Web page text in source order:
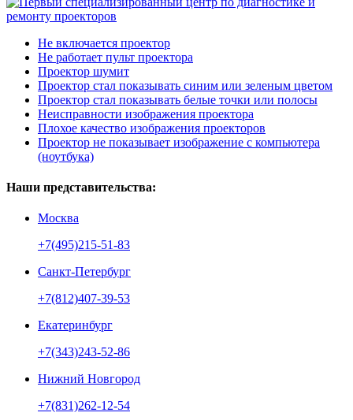
Не включается проектор
Не работает пульт проектора
Проектор шумит
Проектор стал показывать синим или зеленым цветом
Проектор стал показывать белые точки или полосы
Неисправности изображения проектора
Плохое качество изображения проекторов
Проектор не показывает изображение с компьютера
(ноутбука)
Наши представительства:
Москва
+7(495)215-51-83
Санкт-Петербург
+7(812)407-39-53
Екатеринбург
+7(343)243-52-86
Нижний Новгород
+7(831)262-12-54